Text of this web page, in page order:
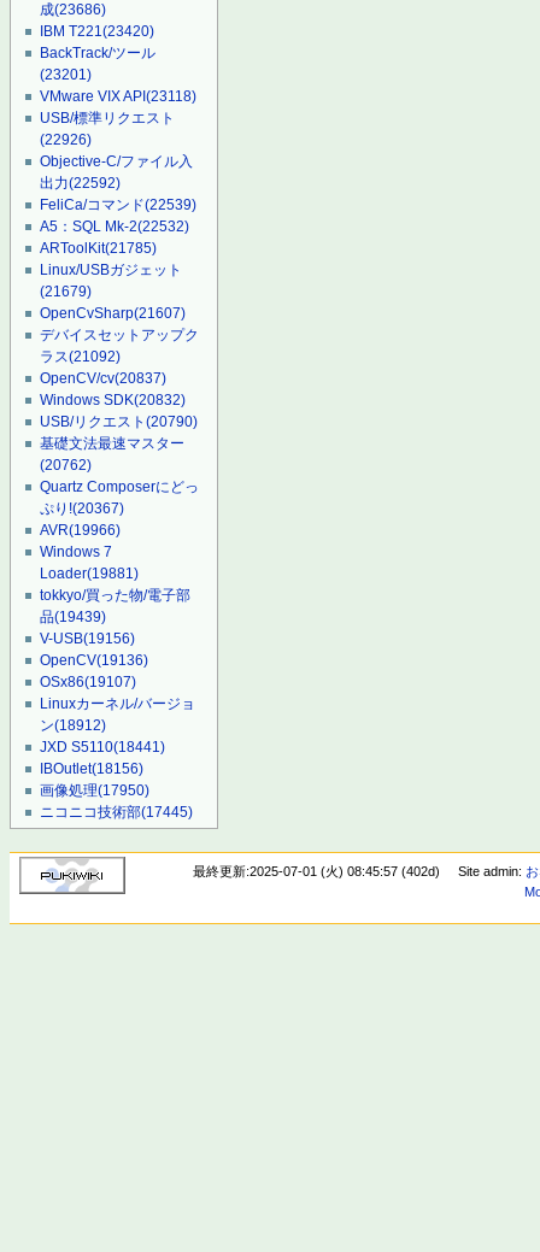
成(23686)
IBM T221(23420)
BackTrack/ツール
(23201)
VMware VIX API(23118)
USB/標準リクエスト
(22926)
Objective-C/ファイル入
出力(22592)
FeliCa/コマンド(22539)
A5：SQL Mk-2(22532)
ARToolKit(21785)
Linux/USBガジェット
(21679)
OpenCvSharp(21607)
デバイスセットアップク
ラス(21092)
OpenCV/cv(20837)
Windows SDK(20832)
USB/リクエスト(20790)
基礎文法最速マスター
(20762)
Quartz Composerにどっ
ぷり!(20367)
AVR(19966)
Windows 7
Loader(19881)
tokkyo/買った物/電子部
品(19439)
V-USB(19156)
OpenCV(19136)
OSx86(19107)
Linuxカーネル/バージョ
ン(18912)
JXD S5110(18441)
IBOutlet(18156)
画像処理(17950)
ニコニコ技術部(17445)
最終更新:2025-07-01 (火) 08:45:57 (402d) Site admin: